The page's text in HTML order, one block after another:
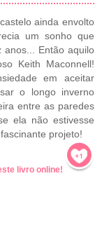
ainda envolto
um sonho que
anos... Então aquilo
Keith Maconnell!
em aceitar
o longo inverno
entre as paredes
ela não estivesse
projeto!
livro online!